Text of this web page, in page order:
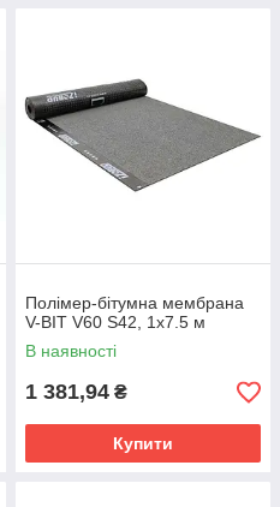
Полімер-бітумна мембрана
V-BIT V60 S42, 1х7.5 м
В наявності
1 381,94 ₴
Купити